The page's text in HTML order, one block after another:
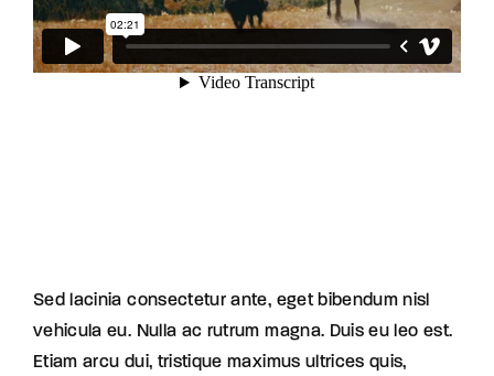
Sed lacinia consectetur ante, eget bibendum nisl
vehicula eu. Nulla ac rutrum magna. Duis eu leo est.
Etiam arcu dui, tristique maximus ultrices quis,